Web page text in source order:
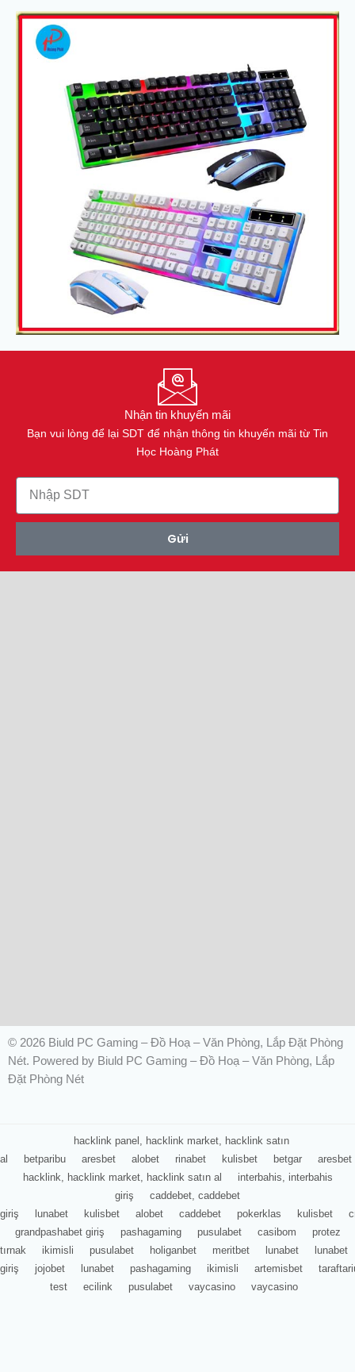
Nhận tin khuyến mãi
Bạn vui lòng để lại SDT để nhận thông tin khuyến mãi từ Tin
Học Hoàng Phát
Gửi
© 2026 Biuld PC Gaming – Đồ Hoạ – Văn Phòng, Lắp Đặt Phòng
Nét. Powered by Biuld PC Gaming – Đồ Hoạ – Văn Phòng, Lắp
Đặt Phòng Nét
hacklink panel, hacklink market, hacklink satın
al
betparibu aresbet alobet rinabet kulisbet betgar
aresbet
hacklink, hacklink market, hacklink satın al
interbahis, interbahis
giriş
caddebet, caddebet
giriş
lunabet kulisbet alobet caddebet pokerklas kulisbet
grandpashabet giriş
pashagaming pusulabet casibom
protez
tırnak
ikimisli pusulabet holiganbet meritbet lunabet
lunabet
giriş
jojobet lunabet pashagaming ikimisli artemisbet
test
ecilink pusulabet vaycasino vaycasino